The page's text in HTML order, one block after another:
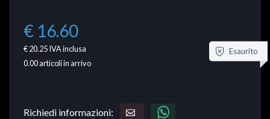
€ 16.60
€ 20.25IVA inclusa
0.00articoli in arrivo
Esaurito
Richiedi informazioni: